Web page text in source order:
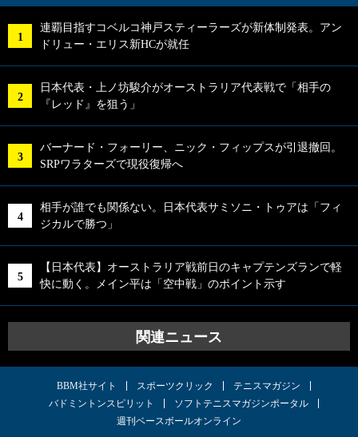
連覇目指すコベルコ神戸スティーラーズが新体制発表。アン
ドリュー・エリス新HCが就任
日本代表・上ノ坊駿介がオーストラリア代表戦で「相手の
『レッド』を狙う」
バーナード・フォーリー、ニック・フィップスが引退撤回。
SRPワラターズで現役復帰へ
相手が誰でも関係ない。日本代表サミソニ・トゥアは「フィ
ジカルで勝つ」
【日本代表】オーストラリア戦前日のキャプテンズランで軽
快に動く。メイン平は「空中戦」のポイント示す
関連ニュース
BBM社サイト スポーツクリック
テニスマガジン
バドミントンスピリット
ソフトテニスマガジンポータル
週刊ベースボールオンライン